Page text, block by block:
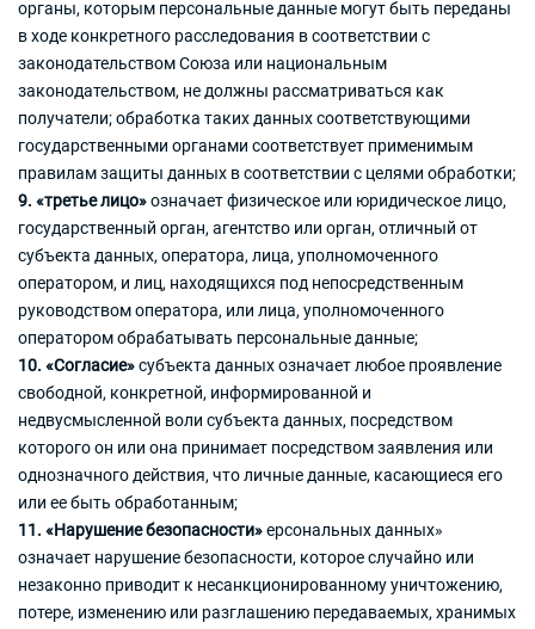
органы, которым персональные данные могут быть переданы
в ходе конкретного расследования в соответствии с
законодательством Союза или национальным
законодательством, не должны рассматриваться как
получатели; обработка таких данных соответствующими
государственными органами соответствует применимым
правилам защиты данных в соответствии с целями обработки;
9. «третье лицо»означает физическое или юридическое лицо,
государственный орган, агентство или орган, отличный от
субъекта данных, оператора, лица, уполномоченного
оператором, и лиц, находящихся под непосредственным
руководством оператора, или лица, уполномоченного
оператором обрабатывать персональные данные;
10. «Согласие»субъекта данных означает любое проявление
свободной, конкретной, информированной и
недвусмысленной воли субъекта данных, посредством
которого он или она принимает посредством заявления или
однозначного действия, что личные данные, касающиеся его
или ее быть обработанным;
11. «Нарушение безопасности»ерсональных данных»
означает нарушение безопасности, которое случайно или
незаконно приводит к несанкционированному уничтожению,
потере, изменению или разглашению передаваемых, хранимых